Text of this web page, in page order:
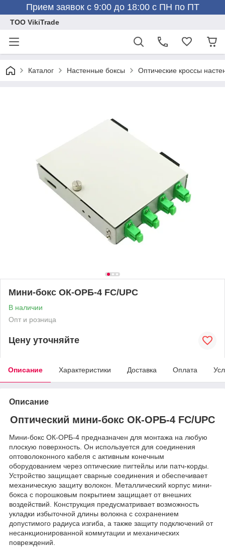
Прием заявок с 9:00 до 18:00 с ПН по ПТ
ТОО VikiTrade
Каталог Настенные боксы Оптические кроссы
Мини-бокс ОК-ОРБ-4 FC/UPC
В наличии
Опт и розница
Цену уточняйте
Описание Характеристики Доставка Оплата
Описание
Оптический мини-бокс ОК-ОРБ-4 FC/UPC
Мини-бокс ОК-ОРБ-4 предназначен для монтажа на любую
плоскую поверхность. Он используется для соединения
оптоволоконного кабеля с активным конечным
оборудованием через оптические пигтейлы или патч-корды.
Устройство защищает сварные соединения и обеспечивает
механическую защиту волокон. Металлический корпус мини-
бокса с порошковым покрытием защищает от внешних
воздействий. Конструкция предусматривает возможность
укладки избыточной длины волокна с сохранением
допустимого радиуса изгиба, а также защиту подключений от
несанкционированной коммутации и механических
повреждений.